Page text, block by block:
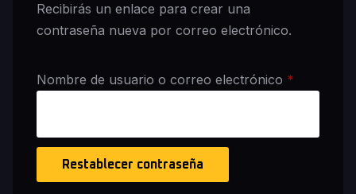
Recibirás un enlace para crear una
contraseña nueva por correo electrónico.
Nombre de usuario o correo electrónico *
Restablecer contraseña